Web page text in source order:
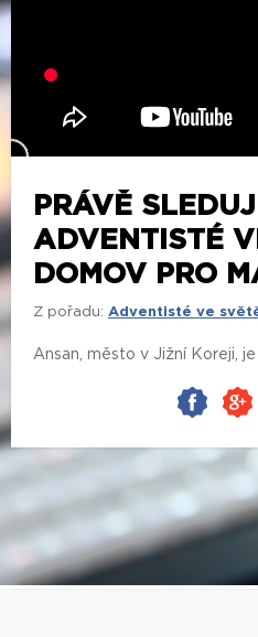
PRÁVĚ
ADVENTISTÉ
DOMOV PRO
Z pořadu: Adventisté ve
Ansan, město v Jižní Koreji, je